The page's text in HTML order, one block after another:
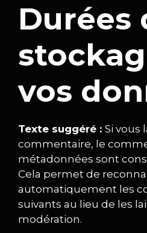
Durées
vos
Texte suggéré : Si vous
commentaire, le
métadonnées sont
Cela permet de
automatiquement les
suivants au lieu de les
modération.